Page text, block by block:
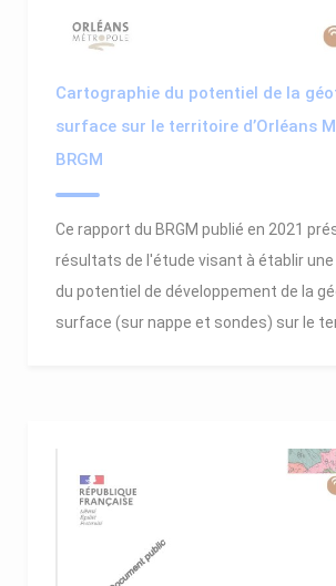
Cartographie du potentiel de la
surface sur le territoire d’Orléans
BRGM
Ce rapport du BRGM publié en 2021
résultats de l'étude visant à établir
du potentiel de développement de la
surface (sur nappe et sondes) sur le